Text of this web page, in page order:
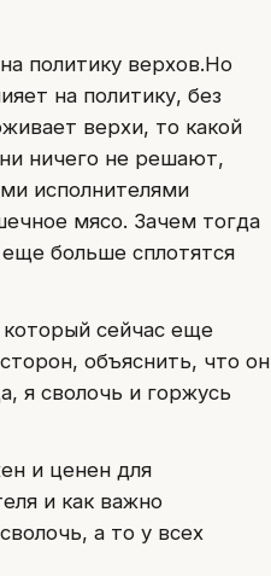
политику верхов.Но
на политику, без
верхи, то какой
ничего не решают,
исполнителями
мясо. Зачем тогда
больше сплотятся
сейчас еще
объяснить, что он
я сволочь и горжусь
и ценен для
и как важно
а то у всех